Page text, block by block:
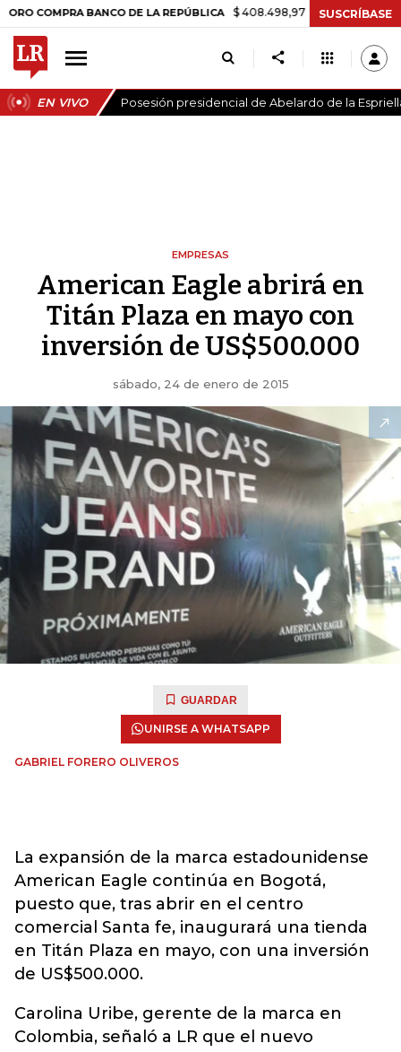
BANCO DE LA REPÚBLICA $ 408.498,97 +$ 8.753,81 +2,19%
SUSCRÍBASE
EN VIVO Posesión presidencial de Abelardo de la
EMPRESAS
American Eagle abrirá en
Titán Plaza en mayo con
inversión de US$500.000
sábado, 24 de enero de 2015
GUARDAR
UNIRSE A WHATSAPP
GABRIEL FORERO OLIVEROS
La expansión de la marca estadounidense
American Eagle continúa en Bogotá,
puesto que, tras abrir en el centro
comercial Santa fe, inaugurará una tienda
en Titán Plaza en mayo, con una inversión
de US$500.000.
Carolina Uribe, gerente de la marca en
Colombia, señaló a LR que el nuevo